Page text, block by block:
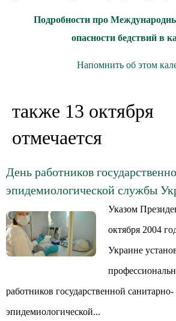
Подробности про
опасности бедствий в
Напомнить об этом
также 13 октября
отмечается
День работников
эпидемиологической службы
Указом
октября 2004
Украине
работников государственной санитарно-
эпидемиологической...